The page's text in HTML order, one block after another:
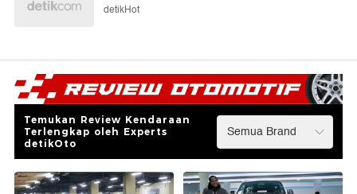
detikHot
Temukan Review Kendaraan
Terlengkap oleh Experts
detikOto